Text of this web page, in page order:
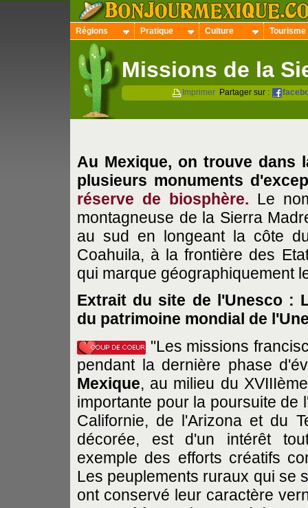
Régions Pratique Culture Tourisme
Missions de la
Imprimer Partager sur :
Au Mexique, on trouve dans
plusieurs monuments
réserve de biosphère. Le
montagneuse de la Sierra
au sud en longeant la côte
Coahuila, à la frontière des
qui marque géographiquement
Extrait du site de l'Unesco :
du patrimoine mondial de
"Les missions
pendant la dernière phase
Mexique, au milieu du
importante pour la poursuite de
Californie, de l'Arizona et du
décorée, est d'un intérêt
exemple des efforts créatifs
Les peuplements ruraux qui se
ont conservé leur caractère